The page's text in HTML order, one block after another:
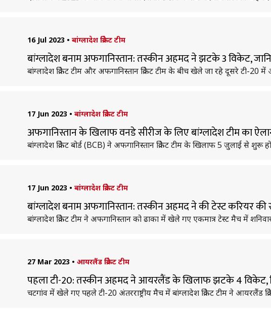
16 Jul 2023 • बांग्लादेश क्रिकेट टीम
बांग्लादेश बनाम अफगानिस्तान: तस्कीन अहमद ने झटके 3 विकेट,
बांग्लादेश क्रिकेट टीम और अफगानिस्तान क्रिकेट टीम के बीच खेले जा रहे दूसरे टी-
17 Jun 2023 • बांग्लादेश क्रिकेट टीम
अफगानिस्तान के खिलाफ वनडे सीरीज के लिए बांग्लादेश टीम का
बांग्लादेश क्रिकेट बोर्ड (BCB) ने अफगानिस्तान क्रिकेट टीम के खिलाफ 5 जुलाई से
17 Jun 2023 • बांग्लादेश क्रिकेट टीम
बांग्लादेश बनाम अफगानिस्तान: तस्कीन अहमद ने की टेस्ट करियर की
बांग्लादेश क्रिकेट टीम ने अफगानिस्तान को ढाका में खेले गए एकमात्र टेस्ट मैच में
27 Mar 2023 • आयरलैंड क्रिकेट टीम
पहला टी-20: तस्कीन अहमद ने आयरलैंड के खिलाफ झटके 4 विकेट,
चटगांव में खेले गए पहले टी-20 अंतरराष्ट्रीय मैच में बांग्लादेश क्रिकेट टीम ने आयरलैंड